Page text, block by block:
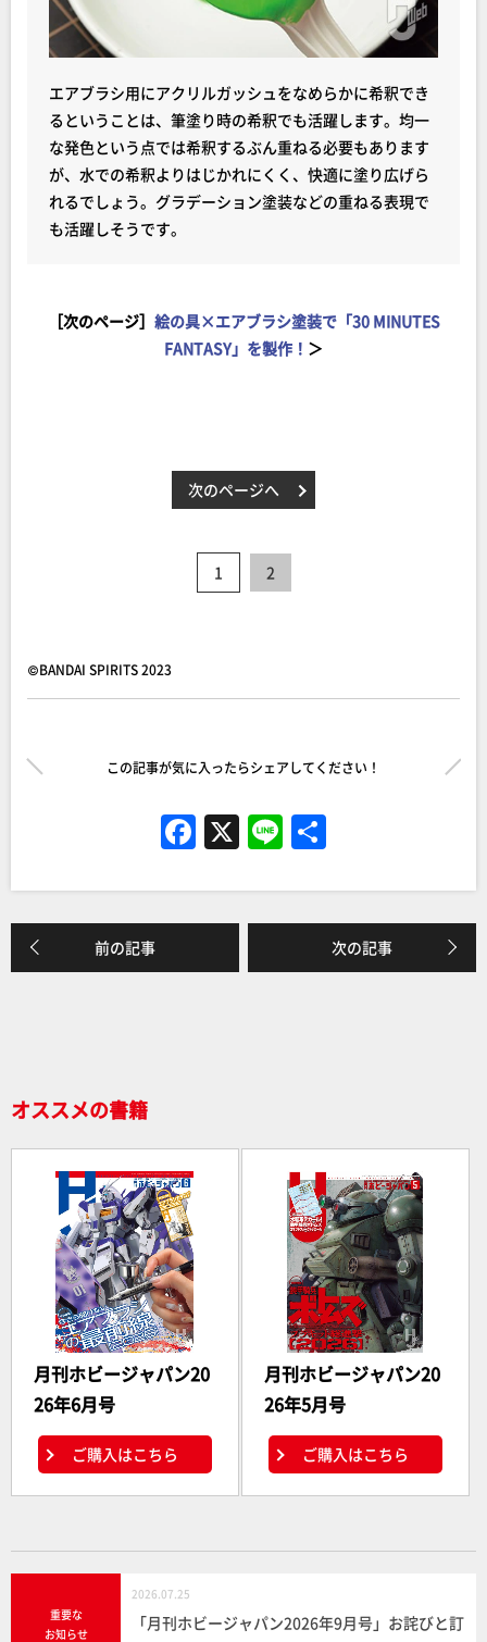
エアブラシ用にアクリルガッシュをなめらかに希釈でき
るということは、筆塗り時の希釈でも活躍します。均一
な発色という点では希釈するぶん重ねる必要もあります
が、水での希釈よりはじかれにくく、快適に塗り広げら
れるでしょう。グラデーション塗装などの重ねる表現で
も活躍しそうです。
［次のページ］ 絵の具×エアブラシ塗装で「30 MINUTES
FANTASY」を製作！ ＞
次のページへ
1 2
©BANDAI SPIRITS 2023
この記事が気に入ったらシェアしてください！
F
c
e
b
X Li
e
前の記事 次の記事
オススメの書籍
月刊ホビージャパン20
26年6月号
ご購入はこちら
月刊ホビージャパン20
26年5月号
ご購入はこちら
重要な
お知らせ
2026.07.25
「月刊ホビージャパン2026年9月号」お詫びと訂